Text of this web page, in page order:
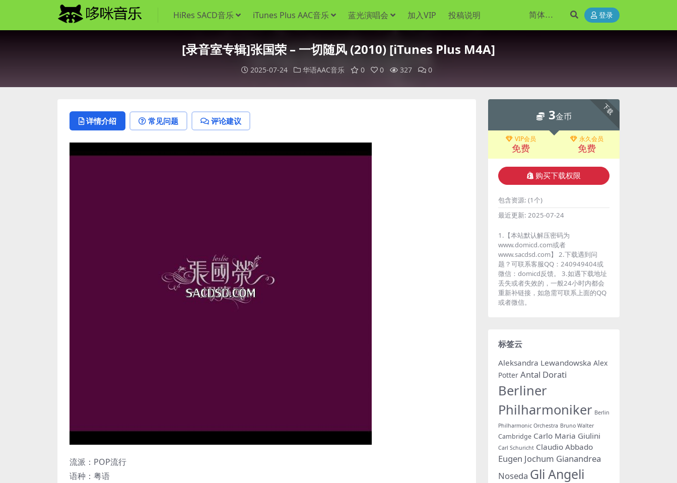
HiRes SACD音乐 iTunes Plus AAC音乐 蓝光演唱会 加入VIP 投稿说明 登录
[录音室专辑]张国荣 – 一切随风 (2010) [iTunes Plus M4A]
2025-07-24 华语AAC音乐 0 0 327 0
详情介绍 常见问题 评论建议
流派：POP流行
语种：粤语
下载
3金币
VIP会员
免费
永久会员
免费
购买下载权限
包含资源: (1个)
最近更新: 2025-07-24
1.【本站默认解压密码为
www.domicd.com或者
www.sacdsd.com】 2.下载遇到问
题？可联系客服QQ：240949404或
微信：domicd反馈。 3.如遇下载地址
丢失或者失效的，一般24小时内都会
重新补链接，如急需可联系上面的QQ
或者微信。
标签云
Aleksandra Lewandowska Alex
Potter Antal Dorati
Berliner
Philharmoniker Berlin
Philharmonic Orchestra Bruno Walter
Cambridge Carlo Maria Giulini
Carl Schuricht Claudio Abbado
Eugen Jochum Gianandrea
Noseda Gli Angeli